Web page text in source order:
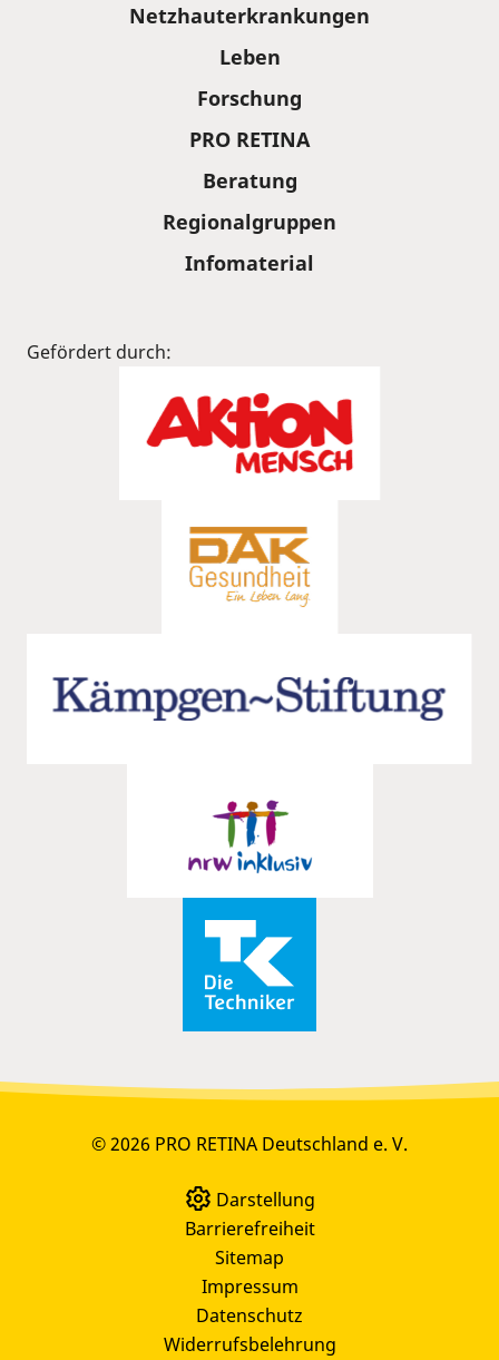
Netzhauterkrankungen
Leben
Forschung
PRO RETINA
Beratung
Regionalgruppen
Infomaterial
Gefördert durch:
© 2026 PRO RETINA Deutschland e. V.
Darstellung
Barrierefreiheit
Sitemap
Impressum
Datenschutz
Widerrufsbelehrung